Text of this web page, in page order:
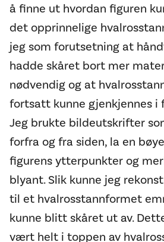
å finne ut hvordan figuren
det opprinnelige
jeg som forutsetning at
hadde skåret bort mer
nødvendig og at
fortsatt kunne gjenkjennes i
Jeg brukte bildeutskrifter
forfra og fra siden, la en
figurens ytterpunkter og
blyant. Slik kunne jeg
til et hvalrosstannformet
kunne blitt skåret ut av.
vært helt i toppen av